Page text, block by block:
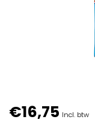
€16,75 Incl. btw